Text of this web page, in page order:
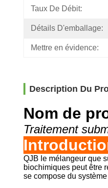
Taux De Débit:
Détails D'emballage:
Mettre en évidence:
Description Du
Nom de
Traitement
QJB le mélangeur que
biochimiques peut être
se compose du